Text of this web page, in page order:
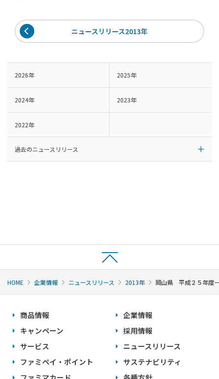
ニュースリリース2013年
2026年 2025年
2024年 2023年
2022年
過去のニュースリリース
HOME 企業情報 ニュースリリース 2013年 岡山県 平成２５年度
商品情報
キャンペーン
サービス
ファミペイ・ポイント
企業情報
採用情報
ニュースリリース
サステナビリティ